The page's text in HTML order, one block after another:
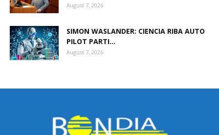
August 7, 2026
SIMON WASLANDER: CIENCIA RIBA AUTO
PILOT PARTI...
August 7, 2026